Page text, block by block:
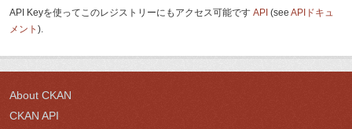
API Keyを使ってこのレジストリーにもアクセス可能です API (see APIドキュ
メント ).
About CKAN
CKAN API